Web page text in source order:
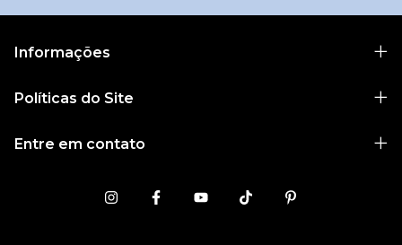
Informações
Políticas do Site
Entre em contato